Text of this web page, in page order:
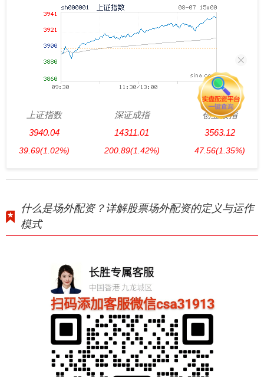
上证指数
3940.04
39.69(1.02%)
深证成指
14311.01
200.89(1.42%)
创业板指
3563.12
47.56(1.35%)
什么是场外配资？详解股票场外配资的定义与运作
模式